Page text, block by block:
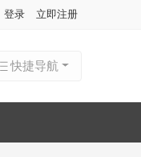
登录 立即注册
快捷导航